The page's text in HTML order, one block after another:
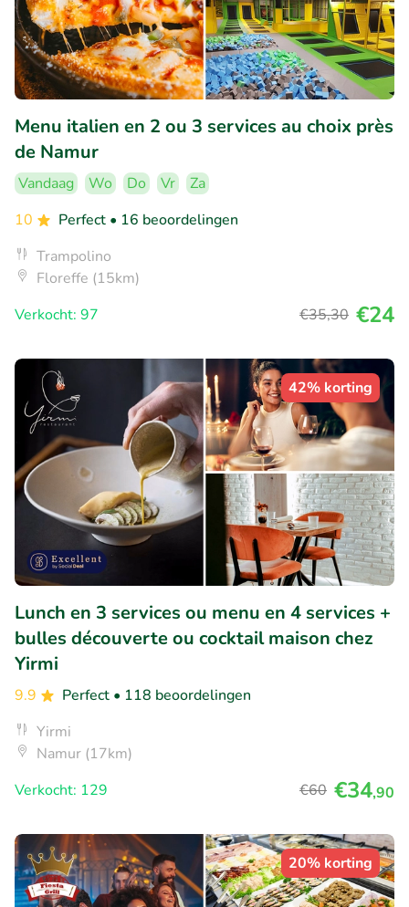
Menu italien en 2 ou 3 services au choix près
de Namur
Vandaag Wo Do Vr
Za
10
Perfect • 16 beoordelingen
Trampolino
Floreffe (15km)
Verkocht: 97
€35,30 €24
42% korting
Lunch en 3 services ou menu en 4 services +
bulles découverte ou cocktail maison chez
Yirmi
9.9 Perfect • 118 beoordelingen
Yirmi
Namur (17km)
Verkocht: 129
€60 €34,90
20% korting